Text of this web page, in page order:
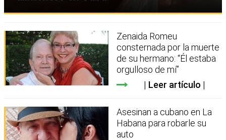
Zenaida Romeu
consternada por la muerte
de su hermano: “Él estaba
orgulloso de mí”
Leer artículo
Asesinan a cubano en La
Habana para robarle su
auto